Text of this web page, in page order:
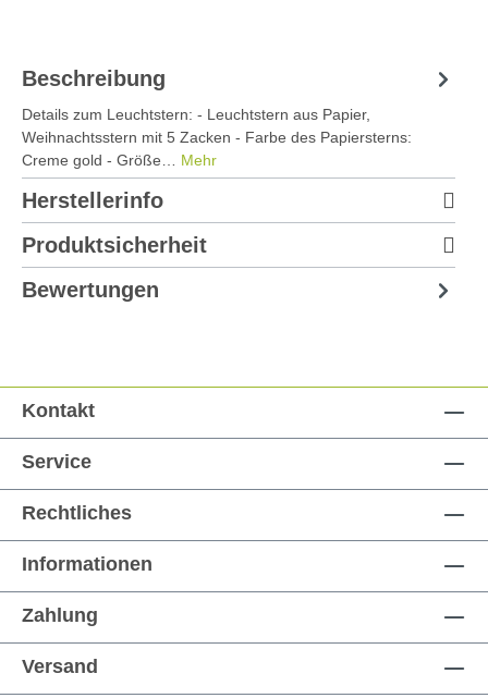
Beschreibung
Details zum Leuchtstern: - Leuchtstern aus Papier,
Weihnachtsstern mit 5 Zacken - Farbe des Papiersterns:
Creme gold - Größe… Mehr
Herstellerinfo
Produktsicherheit
Bewertungen
Kontakt
Service
Rechtliches
Informationen
Zahlung
Versand